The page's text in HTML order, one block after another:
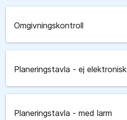
Omgivningskontroll
Planeringstavla - ej elektronisk
Planeringstavla - med larm